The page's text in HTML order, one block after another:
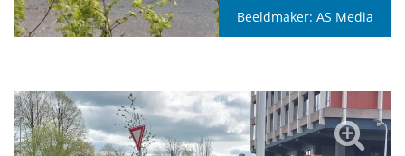
Beeldmaker: AS Media